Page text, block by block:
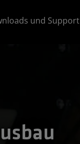
und Support